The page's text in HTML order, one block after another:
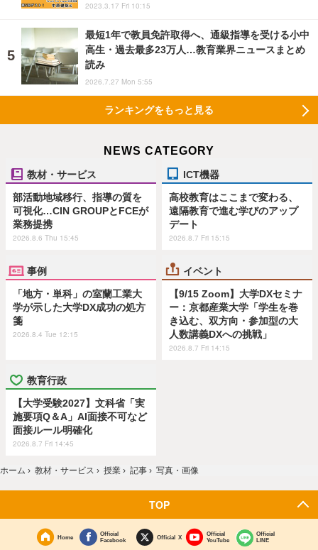
2023.3.17 Fri 10:15
最短1年で教員免許取得へ、通級指導を受ける小中
高生・過去最多23万人…教育業界ニュースまとめ
読み
2026.7.27 Mon 5:55
ランキングをもっと見る
NEWS CATEGORY
教材・サービス
部活動地域移行、指導の質を
可視化…CIN GROUPとFCEが
業務提携
2026.8.6 Thu 15:45
ICT機器
高校教育はここまで変わる、
遠隔教育で進む学びのアップ
デート
2026.8.7 Fri 15:15
事例
「地方・単科」の室蘭工業大
学が示した大学DX成功の処方
箋
2026.8.4 Tue 12:15
イベント
【9/15 Zoom】大学DXセミナ
ー：京都産業大学「学生を巻
き込む、双方向・参加型の大
人数講義DXへの挑戦」
2026.8.7 Fri 14:15
教育行政
【大学受験2027】文科省「実
施要項Q＆A」AI面接不可など
面接ルール明確化
2026.8.7 Fri 14:45
ホーム › 教材・サービス › 授業 › 記事 › 写真・画像
TOP
Home
Official
Facebook
Official X
Official
YouTube
Official
LINE